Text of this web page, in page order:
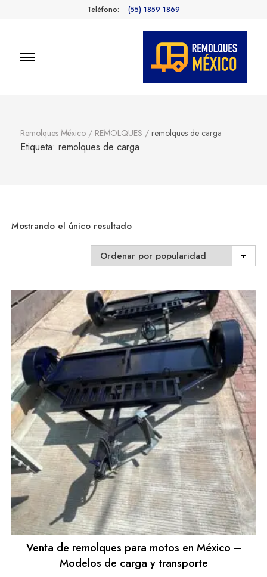
Teléfono: (55) 1859 1869
Remolques México / REMOLQUES / remolques de carga
Etiqueta: remolques de carga
Mostrando el único resultado
Venta de remolques para motos en México –
Modelos de carga y transporte